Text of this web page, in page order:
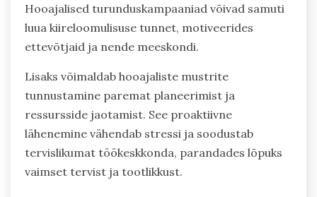
Hooajalised turunduskampaaniad võivad samuti
luua kiireloomulisuse tunnet, motiveerides
ettevõtjaid ja nende meeskondi.
Lisaks võimaldab hooajaliste mustrite
tunnustamine paremat planeerimist ja
ressursside jaotamist. See proaktiivne
lähenemine vähendab stressi ja soodustab
tervislikumat töökeskkonda, parandades lõpuks
vaimset tervist ja tootlikkust.